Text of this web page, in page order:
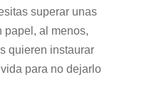
superar unas
papel, al menos,
quieren instaurar
para no dejarlo